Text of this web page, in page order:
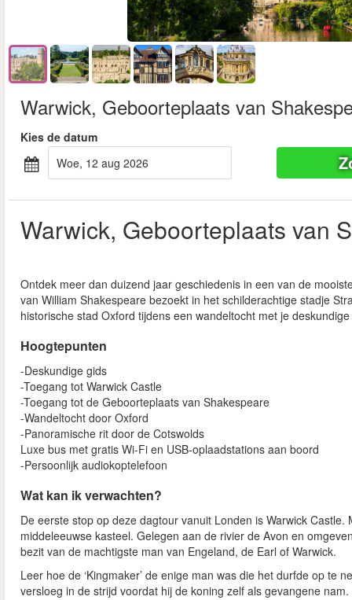
Warwick, Geboorteplaats van
Kies de datum
woe, 12 aug 2026
Warwick, Geboorteplaats van
Ontdek meer dan duizend jaar geschiedenis in een van de
van William Shakespeare bezoekt in het schilderachtige stadje
historische stad Oxford tijdens een wandeltocht met je
Hoogtepunten
-Deskundige gids
-Toegang tot Warwick Castle
-Toegang tot de Geboorteplaats van Shakespeare
-Wandeltocht door Oxford
-Panoramische rit door de Cotswolds
Luxe bus met gratis Wi-Fi en USB-oplaadstations aan boord
-Persoonlijk audiokoptelefoon
Wat kan ik verwachten?
De eerste stop op deze dagtour vanuit Londen is Warwick
middeleeuwse kasteel. Gelegen aan de rivier de Avon en
bezit van de machtigste man van Engeland, de Earl of Warwick.
Leer hoe de ‘Kingmaker’ de enige man was die het durfde op te
versloeg in de strijd voordat hij de koning zelf als gevangene nam.